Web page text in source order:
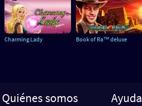
Charming Lady Book of Ra™ deluxe
Quiénes somos Ayuda